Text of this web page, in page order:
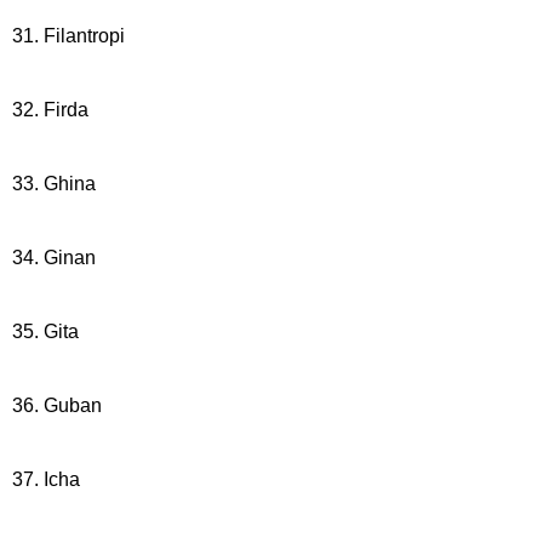
31. Filantropi
32. Firda
33. Ghina
34. Ginan
35. Gita
36. Guban
37. Icha